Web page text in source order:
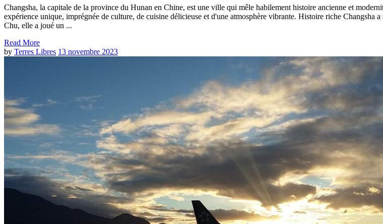
Changsha, la capitale de la province du Hunan en Chine, est une ville qui mêle habilement histoire ancienne et
expérience unique, imprégnée de culture, de cuisine délicieuse et d'une atmosphère vibrante. Histoire riche Changsha
Chu, elle a joué un ...
Read More
by Terres Libres 13 novembre 2023